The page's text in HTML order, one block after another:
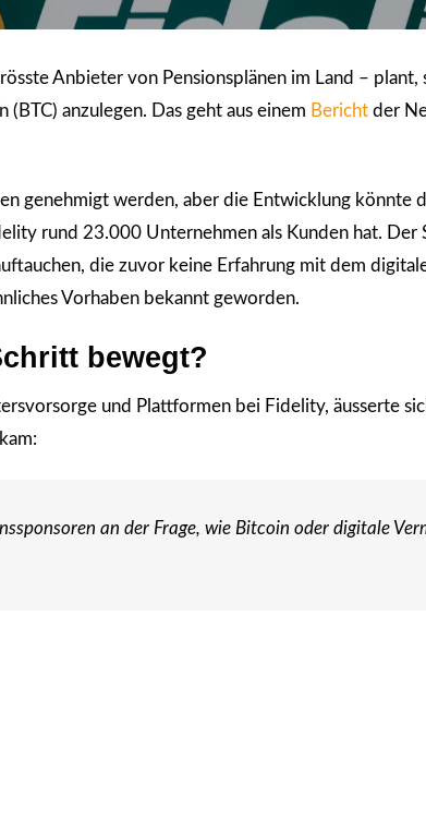
Anbieter von Pensionsplänen im Land – plant,
anzulegen. Das geht aus einem Bericht der
genehmigt werden, aber die Entwicklung könnte
rund 23.000 Unternehmen als Kunden hat. Der
die zuvor keine Erfahrung mit dem
Vorhaben bekannt geworden.
bewegt?
und Plattformen bei Fidelity, äusserte
an der Frage, wie Bitcoin oder digitale